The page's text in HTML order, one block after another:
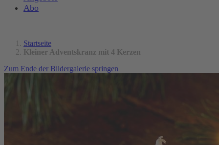
Abo
Startseite
Kleiner Adventskranz mit 4 Kerzen
Zum Ende der Bildergalerie springen